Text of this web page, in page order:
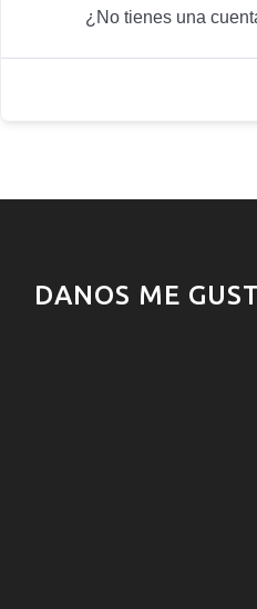
¿No tienes una
DANOS ME